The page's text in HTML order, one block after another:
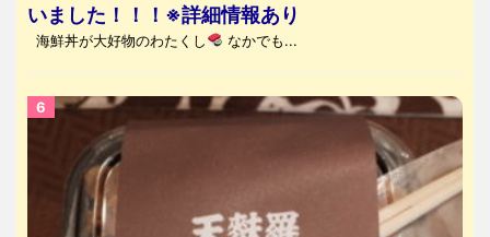
いました！！！※詳細情報あり
海鮮丼が大好物のわたくし なかでも...